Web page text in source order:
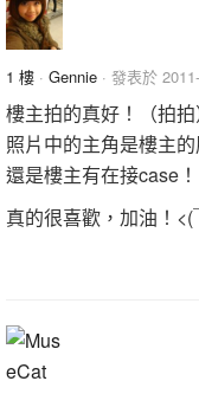
1 樓 · Gennie · 發表於
樓主拍的真好！（拍拍
照片中的主角是樓主的
還是樓主有在接case！
真的很喜歡，加油！<(